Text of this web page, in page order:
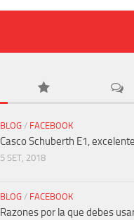
BLOG / FACEBOOK
Casco Schuberth E1,
5 SET, 2018
BLOG / FACEBOOK
Razones por la que debes